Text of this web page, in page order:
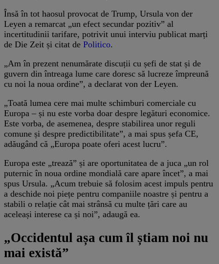
Însă în tot haosul provocat de Trump, Ursula von der
Leyen a remarcat „un efect secundar pozitiv” al
incertitudinii tarifare, potrivit unui interviu publicat marți
de Die Zeit și citat de Politico.
„Am în prezent nenumărate discuții cu șefi de stat și de
guvern din întreaga lume care doresc să lucreze împreună
cu noi la noua ordine”, a declarat von der Leyen.
„Toată lumea cere mai multe schimburi comerciale cu
Europa – și nu este vorba doar despre legături economice.
Este vorba, de asemenea, despre stabilirea unor reguli
comune și despre predictibilitate”, a mai spus șefa CE,
adăugând că „Europa poate oferi acest lucru”.
Europa este „trează” și are oportunitatea de a juca „un rol
puternic în noua ordine mondială care apare încet”, a mai
spus Ursula. „Acum trebuie să folosim acest impuls pentru
a deschide noi piețe pentru companiile noastre și pentru a
stabili o relație cât mai strânsă cu multe țări care au
aceleași interese ca și noi”, adaugă ea.
„Occidentul așa cum îl știam noi nu
mai există”